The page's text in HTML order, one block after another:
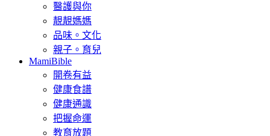
醫護與你
靚靚媽媽
品味。文化
親子。育兒
MamiBible
開卷有益
健康食譜
健康通識
把握命運
教育放題